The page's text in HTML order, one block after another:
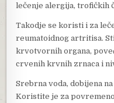
lečenje alergija, trofičkih
Takodje se koristi i za
reumatoidnog artritisa.
krvotvornih organa,
crvenih krvnih zrnaca i
Srebrna voda, dobijena
Koristite je za